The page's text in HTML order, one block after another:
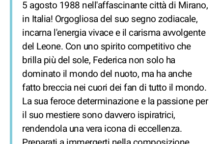
5 agosto 1988 nell'affascinante città di Mirano,
in Italia! Orgogliosa del suo segno zodiacale,
incarna l'energia vivace e il carisma avvolgente
del Leone. Con uno spirito competitivo che
brilla più del sole, Federica non solo ha
dominato il mondo del nuoto, ma ha anche
fatto breccia nei cuori dei fan di tutto il mondo.
La sua feroce determinazione e la passione per
il suo mestiere sono davvero ispiratrici,
rendendola una vera icona di eccellenza.